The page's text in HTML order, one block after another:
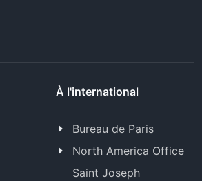
À l'international
Bureau de Paris
North America Office
Saint Joseph